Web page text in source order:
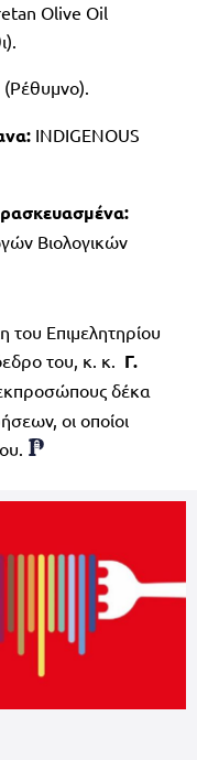
Olive Oil
INDIGENOUS
Βιολογικών
του Επιμελητηρίου
του, κ. κ. Γ.
δέκα
οι οποίοι